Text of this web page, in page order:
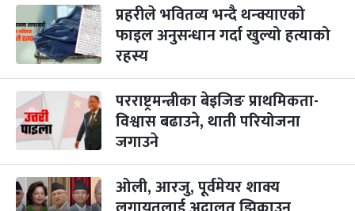
३
मंगल
महानवमी
कार्तिक ३, २०८३-Oct 20, 2026
२ महिना बाँकी
४
५
बिहि
पापा‌ङ्कुशा एकादशी व्रत
कार्तिक ५, २०८३-Oct 22, 2026
२ महिना बाँकी
२२
आइत
कुकुर तिहार
कार्तिक २२, २०८३-Nov 8, 2026
३ महिना बाँकी
प्रहरीले भवितव्य भन्दै थन्क्याएको
फाइल अनुसन्धान गर्दा खुल्यो हत्याको
रहस्य
परराष्ट्रमन्त्रीका बेइजिङ प्राथमिकता-
विश्वास बढाउने, थाती परियोजना
जगाउने
ओली, आरजु, पूर्वमेयर शाक्य